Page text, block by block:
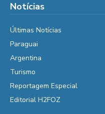
Notícias
Últimas Notícias
Paraguai
Argentina
Turismo
Reportagem Especial
Editorial H2FOZ